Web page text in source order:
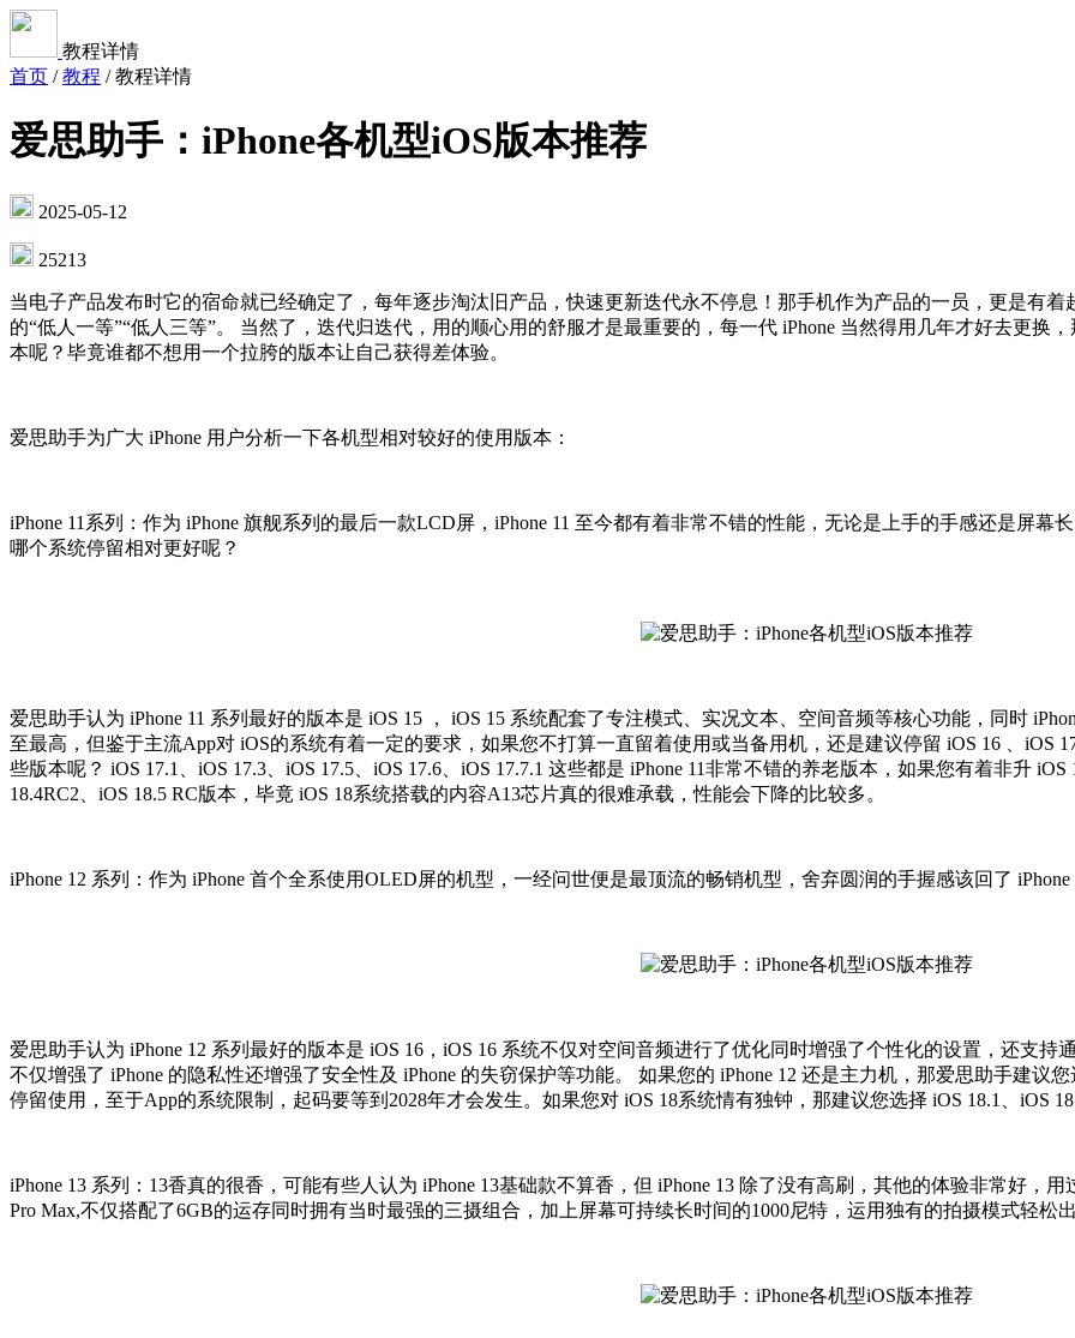
教程详情
首页 / 教程 / 教程详情
爱思助手：iPhone各机型iOS版本推荐
2025-05-12
25213
当电子产品发布时它的宿命就已经确定了，每年逐步淘汰旧产品，快速更新迭代永不停息！那手机作为产品的一员，更是有着
的“低人一等”“低人三等”。 当然了，迭代归迭代，用的顺心用的舒服才是最重要的，每一代 iPhone 当然得用几年才好去更换
本呢？毕竟谁都不想用一个拉胯的版本让自己获得差体验。
爱思助手为广大 iPhone 用户分析一下各机型相对较好的使用版本：
iPhone 11系列：作为 iPhone 旗舰系列的最后一款LCD屏，iPhone 11 至今都有着非常不错的性能，无论是上手的手感还是屏幕
哪个系统停留相对更好呢？
爱思助手认为 iPhone 11 系列最好的版本是 iOS 15 ， iOS 15 系统配套了专注模式、实况文本、空间音频等核心功能，同时
至最高，但鉴于主流App对 iOS的系统有着一定的要求，如果您不打算一直留着使用或当备用机，还是建议停留 iOS 16 、iOS
些版本呢？ iOS 17.1、iOS 17.3、iOS 17.5、iOS 17.6、iOS 17.7.1 这些都是 iPhone 11非常不错的养老版本，如果您有着非升
18.4RC2、iOS 18.5 RC版本，毕竟 iOS 18系统搭载的内容A13芯片真的很难承载，性能会下降的比较多。
iPhone 12 系列：作为 iPhone 首个全系使用OLED屏的机型，一经问世便是最顶流的畅销机型，舍弃圆润的手握感该回了
爱思助手认为 iPhone 12 系列最好的版本是 iOS 16，iOS 16 系统不仅对空间音频进行了优化同时增强了个性化的设置，还支
不仅增强了 iPhone 的隐私性还增强了安全性及 iPhone 的失窃保护等功能。 如果您的 iPhone 12 还是主力机，那爱思助手建议您
停留使用，至于App的系统限制，起码要等到2028年才会发生。如果您对 iOS 18系统情有独钟，那建议您选择 iOS 18.1、iOS
iPhone 13 系列：13香真的很香，可能有些人认为 iPhone 13基础款不算香，但 iPhone 13 除了没有高刷，其他的体验非常好，用
Pro Max,不仅搭配了6GB的运存同时拥有当时最强的三摄组合，加上屏幕可持续长时间的1000尼特，运用独有的拍摄模式轻松